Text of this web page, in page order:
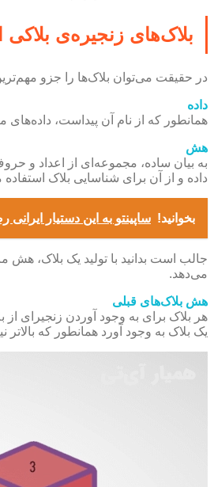
بلاک‌های زنجیره‌ی
در حقیقت می‌توان بلاک‌ها را جزو مهم‌ترین بخش
داده
همانطور که از نام آن پیداست، داده‌های
هش
به بیان ساده، مجموعه‌ای از اعداد و
داده و از آن برای شناسایی بلاک
بخوانید! ساپینتو به این دستیار ایرانی
جالب است بدانید با تولید یک بلاک،
می‌دهد‌.
هش بلاک‌های قبلی
هر بلاک برای به وجود آوردن زنجیر‌ای
یک بلاک به وجود آورد همانطور که